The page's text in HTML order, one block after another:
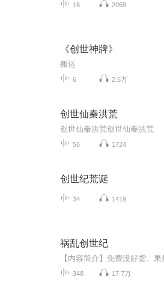
16 2058
《创世神牌》
搬运
6 2.6万
创世仙秦洪荒
创世仙秦洪荒创世仙秦洪荒
56 1724
创世纪荒诞
34 1419
祸乱创世纪
348 17.7万